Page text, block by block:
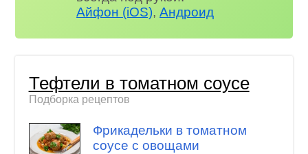
Айфон (iOS),Андроид
Тефтели в томатном соусе
Подборка рецептов
Фрикадельки в томатном
соусе с овощами